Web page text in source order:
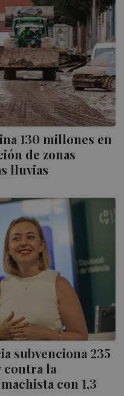
130 millones en
de zonas
lluvias
subvenciona 235
contra la
con 1,3